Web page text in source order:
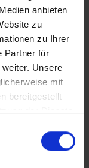
anbieten
zu
zu Ihrer
Partner für
Unsere
mit
bereitgestellt
der Dienste
nur
Die
FFH-